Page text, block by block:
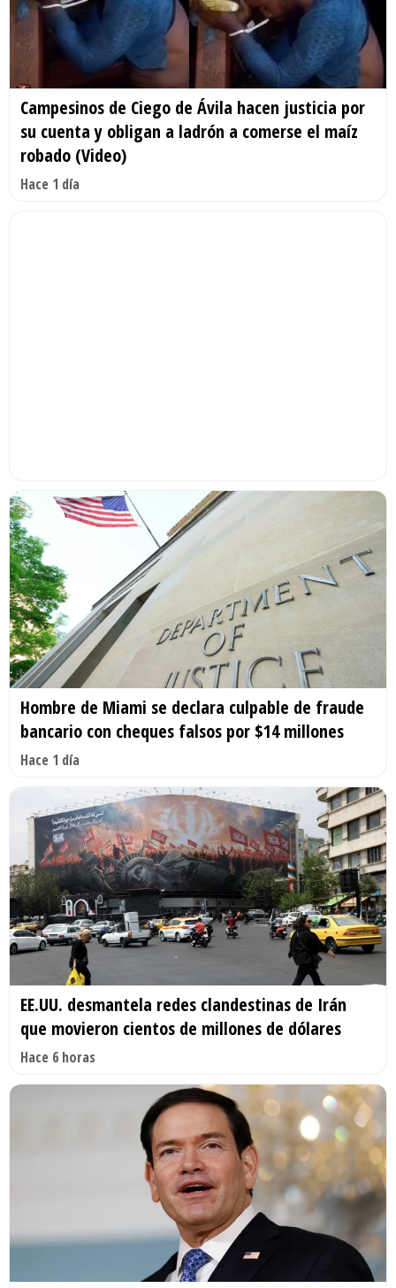
Campesinos de Ciego de Ávila hacen justicia por
su cuenta y obligan a ladrón a comerse el maíz
robado (Video)
Hace 1 día
Hombre de Miami se declara culpable de fraude
bancario con cheques falsos por $14 millones
Hace 1 día
EE.UU. desmantela redes clandestinas de Irán
que movieron cientos de millones de dólares
Hace 6 horas